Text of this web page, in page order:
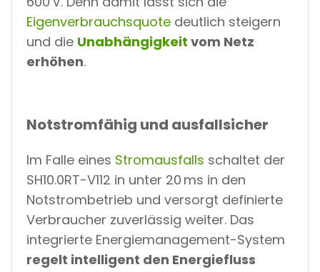
Eigenverbrauchsquote deutlich steigern
und die Unabhängigkeit vom Netz
erhöhen.
Notstromfähig und ausfallsicher
Im Falle eines Stromausfalls schaltet der
SH10.0RT-V112 in unter 20 ms in den
Notstrombetrieb und versorgt definierte
Verbraucher zuverlässig weiter. Das
integrierte Energiemanagement-System
regelt intelligent den Energiefluss